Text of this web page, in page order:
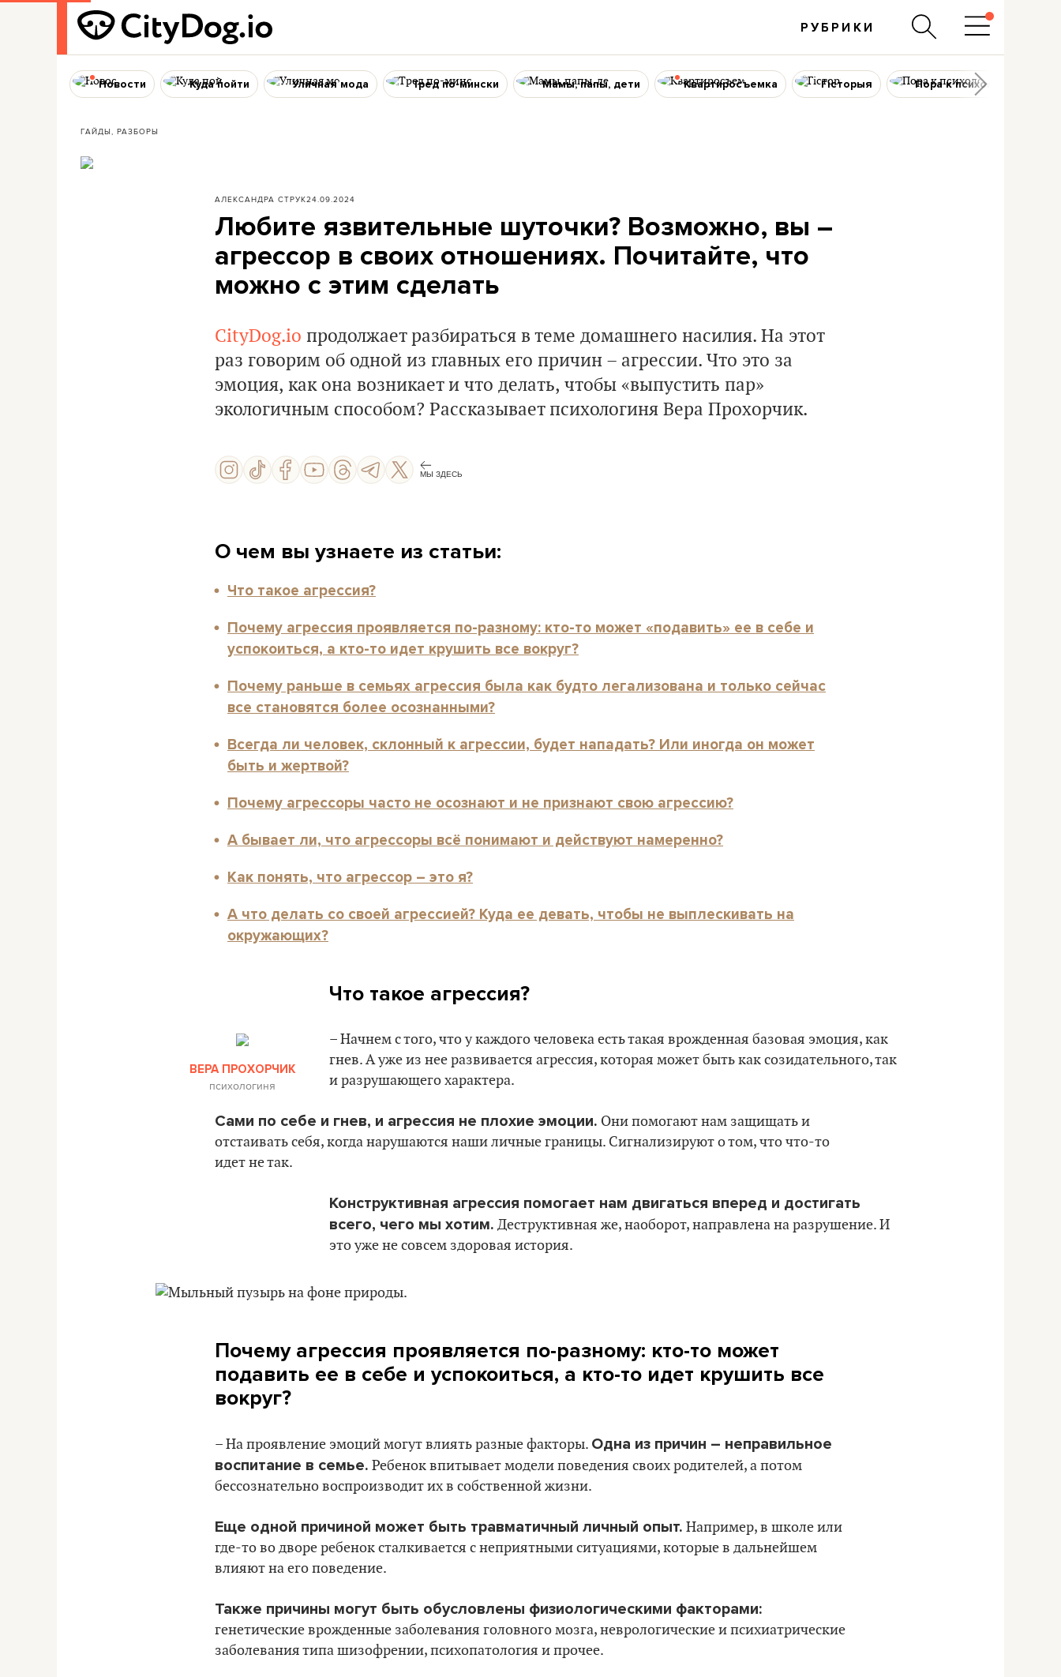
РУБРИКИ
Новости Куда пойти Уличная мода Тред по-мински Мамы, папы, дети Квартиросъемка Гісторыя Пора к психологу
ГАЙДЫ, РАЗБОРЫ
АЛЕКСАНДРА СТРУК24.09.2024
Любите язвительные шуточки? Возможно, вы –
агрессор в своих отношениях. Почитайте, что
можно с этим сделать
CityDog.io продолжает разбираться в теме домашнего насилия. На этот
раз говорим об одной из главных его причин – агрессии. Что это за
эмоция, как она возникает и что делать, чтобы «выпустить пар»
экологичным способом? Рассказывает психологиня Вера Прохорчик.
МЫ ЗДЕСЬ
О чем вы узнаете из статьи:
Что такое агрессия?
Почему агрессия проявляется по-разному: кто-то может «подавить» ее в себе и
успокоиться, а кто-то идет крушить все вокруг?
Почему раньше в семьях агрессия была как будто легализована и только сейчас
все становятся более осознанными?
Всегда ли человек, склонный к агрессии, будет нападать? Или иногда он может
быть и жертвой?
Почему агрессоры часто не осознают и не признают свою агрессию?
А бывает ли, что агрессоры всё понимают и действуют намеренно?
Как понять, что агрессор – это я?
А что делать со своей агрессией? Куда ее девать, чтобы не выплескивать на
окружающих?
Что такое агрессия?
ВЕРА ПРОХОРЧИК
психологиня
– Начнем с того, что у каждого человека есть такая врожденная базовая эмоция, как
гнев. А уже из нее развивается агрессия, которая может быть как созидательного, так
и разрушающего характера.
Сами по себе и гнев, и агрессия не плохие эмоции. Они помогают нам защищать и
отстаивать себя, когда нарушаются наши личные границы. Сигнализируют о том, что что-то
идет не так.
Конструктивная агрессия помогает нам двигаться вперед и достигать
всего, чего мы хотим. Деструктивная же, наоборот, направлена на разрушение. И
это уже не совсем здоровая история.
Почему агрессия проявляется по-разному: кто-то может
подавить ее в себе и успокоиться, а кто-то идет крушить все
вокруг?
– На проявление эмоций могут влиять разные факторы. Одна из причин – неправильное
воспитание в семье. Ребенок впитывает модели поведения своих родителей, а потом
бессознательно воспроизводит их в собственной жизни.
Еще одной причиной может быть травматичный личный опыт. Например, в школе или
где-то во дворе ребенок сталкивается с неприятными ситуациями, которые в дальнейшем
влияют на его поведение.
Также причины могут быть обусловлены физиологическими факторами:
генетические врожденные заболевания головного мозга, неврологические и психиатрические
заболевания типа шизофрении, психопатология и прочее.